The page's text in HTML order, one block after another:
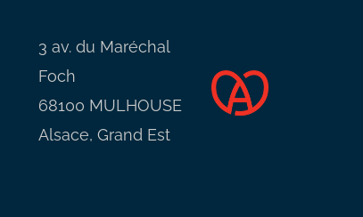
3 av. du Maréchal
Foch
68100 MULHOUSE
Alsace, Grand Est